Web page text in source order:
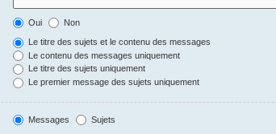
Oui Non
Le titre des sujets et le contenu des messages
Le contenu des messages uniquement
Le titre des sujets uniquement
Le premier message des sujets uniquement
Messages Sujets